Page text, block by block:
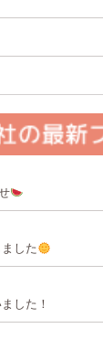
した
した！